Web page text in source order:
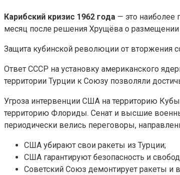
Карибский кризис 1962 года — это наиболее
месяц после решения Хрущёва о
Защита кубинской революции от вторжения
Ответ СССР на установку американского
территории Турции к Союзу позволяли
Угроза интервенции США на территорию
территорию Флориды. Сенат и высшие
периодически велись переговоры,
США убирают свои ракеты из Турции;
США гарантируют безопасность и
Советский Союз демонтирует ракеты и